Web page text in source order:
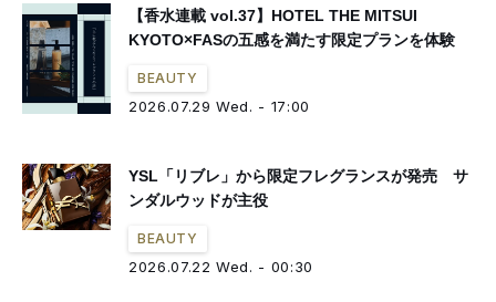
【香水連載 vol.37】HOTEL THE MITSUI
KYOTO×FASの五感を満たす限定プランを体験
BEAUTY
2026.07.29 Wed. - 17:00
YSL「リブレ」から限定フレグランスが発売 サ
ンダルウッドが主役
BEAUTY
2026.07.22 Wed. - 00:30